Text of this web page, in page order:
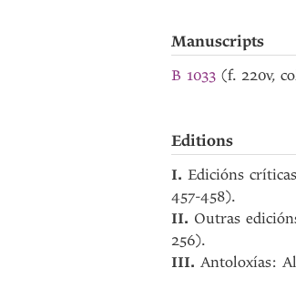
Manuscripts
B 1033 (f. 220v,
Editions
I. Edicións
457-458).
II. Outras
256).
III. Antoloxías: